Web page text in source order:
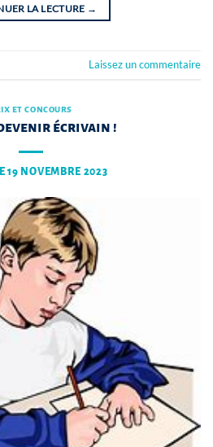
LA LECTURE →
Laissez un commentaire
ET CONCOURS
écrivain !
19 NOVEMBRE 2023